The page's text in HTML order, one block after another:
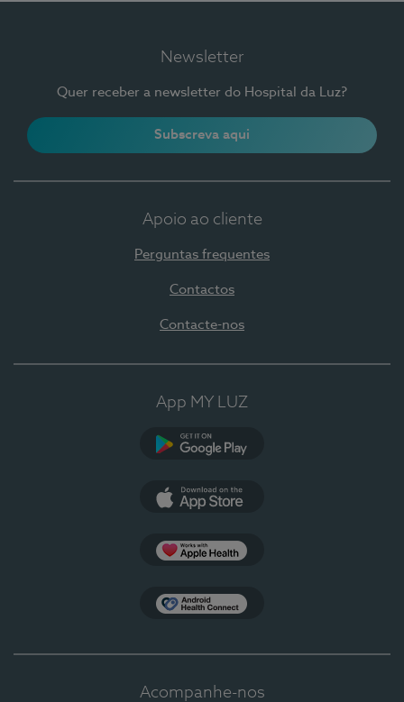
Newsletter
Quer receber a newsletter do Hospital da Luz?
Subscreva aqui
Apoio ao cliente
Perguntas frequentes
Contactos
Contacte-nos
App MY LUZ
Acompanhe-nos